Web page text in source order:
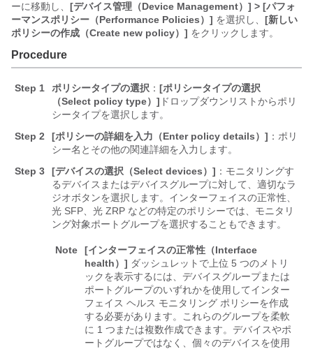
ーに移動し、 [デバイス管理（Device Management）] > [パフォ
ーマンスポリシー（Performance Policies）] を選択し、 [新しい
ポリシーの作成（Create new policy）] をクリックします。
Procedure
Step 1 ポリシータイプの選択 ： [ポリシータイプの選択
（Select policy type）] ドロップダウンリストからポリ
シータイプを選択します。
Step 2
[ポリシーの詳細を入力（Enter policy details）] ：ポリ
シー名とその他の関連詳細を入力します。
Step 3
[デバイスの選択（Select devices）] ：モニタリングす
るデバイスまたはデバイスグループに対して、適切なラ
ジオボタンを選択します。インターフェイスの正常性、
光 SFP、光 ZRP などの特定のポリシーでは、モニタリ
ング対象ポートグループを選択することもできます。
Note
[インターフェイスの正常性（Interface
health）] ダッシュレットで上位 5 つのメトリ
ックを表示するには、デバイスグループまたは
ポートグループのいずれかを使用してインター
フェイス ヘルス モニタリング ポリシーを作成
する必要があります。これらのグループを柔軟
に 1 つまたは複数作成できます。デバイスやポ
ートグループではなく、個々のデバイスを使用